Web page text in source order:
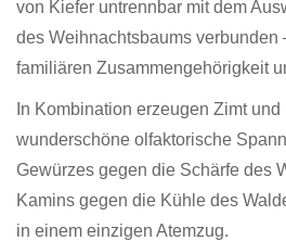
von Kiefer untrennbar mit dem
des Weihnachtsbaums verbunden
familiären Zusammengehörigkeit
In Kombination erzeugen Zimt
wunderschöne olfaktorische
Gewürzes gegen die Schärfe des
Kamins gegen die Kühle des
in einem einzigen Atemzug.